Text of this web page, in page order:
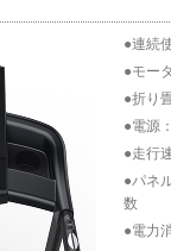
●連続
●モー
●折り
●電源
●走行
●パネ
数
●電力